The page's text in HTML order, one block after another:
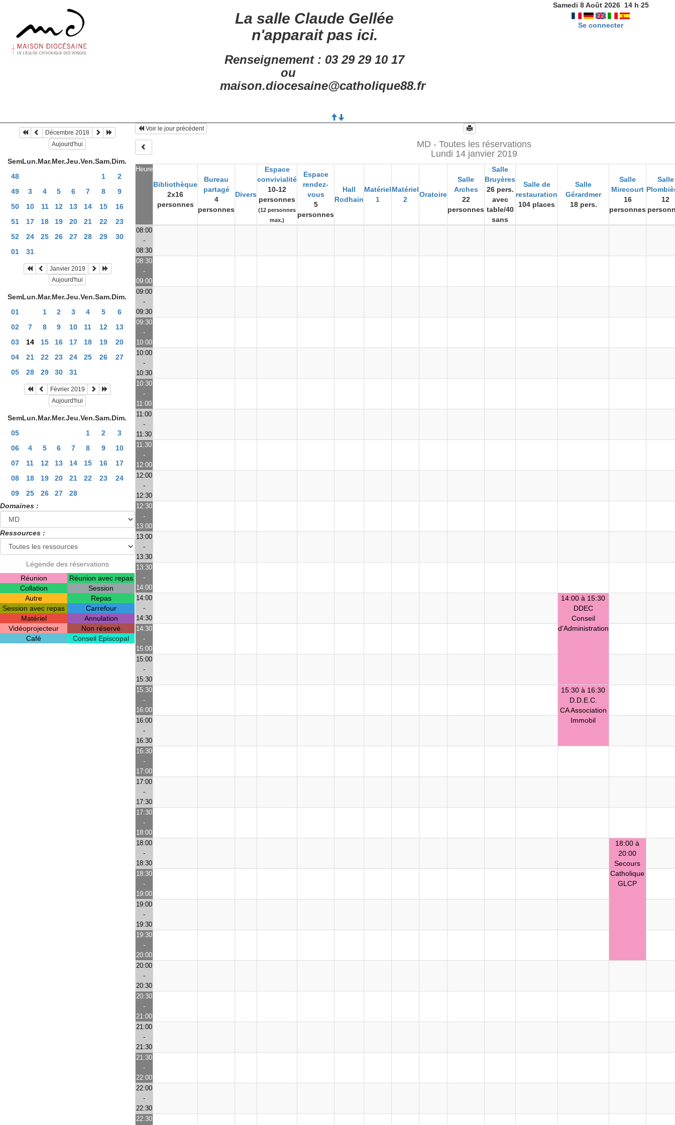
La salle Claude Gellée
n'apparait pas ici.
Renseignement : 03 29 29 10 17
ou
maison.diocesaine@catholique88.fr
Samedi 8 Août 2026 14h 25
Se connecter
Décembre 2018
Aujourd'hui
SemLun.Mar.Mer.Jeu.Ven.Sam.Dim.
48
1
2
49
3 4 5 6 7 8
9
50
10 11 12 13 14 15
16
51
17 18 19 20 21 22
23
52
24 25 26 27 28 29
30
01
31
Janvier 2019
Aujourd'hui
SemLun.Mar.Mer.Jeu.Ven.Sam.Dim.
01
1 2 3 4 5
6
02
7 8 9 10 11 12
13
03
14 15 16 17 18 19
20
04
21 22 23 24 25 26
27
05
28 29 30 31
Février 2019
Aujourd'hui
SemLun.Mar.Mer.Jeu.Ven.Sam.Dim.
05
1 2
3
06
4 5 6 7 8 9
10
07
11 12 13 14 15 16
17
08
18 19 20 21 22 23
24
09
25 26 27
28
Domaines :
Ressources :
Légende des réservations
Réunion
Réunion avec repas
Collation
Session
Autre
Repas
Session avec repas
Carrefour
Matériel
Annulation
Vidéoprojecteur
Non réservé
Café
Conseil Episcopal
Heure
Bibliothèque
2x16
personnes
Bureau
partagé
4
personnes
Divers
Espace
convivialité
10-12
personnes
(12 personnes
max.)
Espace
rendez-
vous
5
personnes
Hall
Rodhain
Matériel
1
Matériel
2
Oratoire
Salle
Arches
22
personnes
Salle
Bruyères
26 pers.
avec
table/40
sans
Salle de
restauration
104 places
Salle
Gérardmer
18 pers.
Salle
Mirecourt
16
personnes
Salle
12
Voir le jour précédent
MD - Toutes les réservations
Lundi 14 janvier 2019
08:00
-
08:30
08:30
-
09:00
09:00
-
09:30
09:30
-
10:00
10:00
-
10:30
10:30
-
11:00
11:00
-
11:30
11:30
-
12:00
12:00
-
12:30
12:30
-
13:00
13:00
-
13:30
13:30
-
14:00
14:00
-
14:30
14:00 à 15:30
DDEC
Conseil
d'Administration
14:30
-
15:00
15:00
-
15:30
15:30
-
16:00
15:30 à 16:30
D.D.E.C.
CA Association
Immobil
16:00
-
16:30
16:30
-
17:00
17:00
-
17:30
17:30
-
18:00
18:00
-
18:30
18:00 à
20:00
Secours
Catholique
GLCP
18:30
-
19:00
19:00
-
19:30
19:30
-
20:00
20:00
-
20:30
20:30
-
21:00
21:00
-
21:30
21:30
-
22:00
22:00
-
22:30
22:30